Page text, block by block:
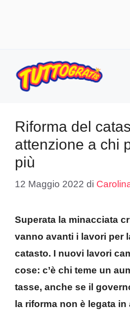
contenuto
Riforma del
attenzione a chi
più
12 Maggio 2022 di
Superata la minacciata
vanno avanti i lavori per
catasto. I nuovi lavori
cose: c’è chi teme un
tasse, anche se il
la riforma non è legata